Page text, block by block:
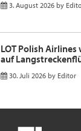
3. August 2026 by
LOT Polish Airlines
auf
30. Juli 2026 by Editor